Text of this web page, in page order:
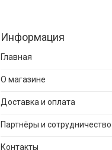
Информация
Главная
О магазине
Доставка и оплата
Партнёры и сотрудничество
Контакты